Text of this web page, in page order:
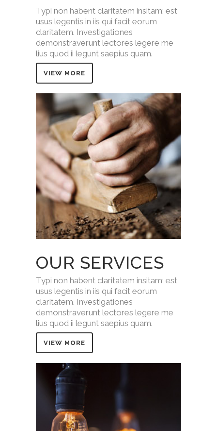
Typi non habent claritatem insitam; est
usus legentis in iis qui facit eorum
claritatem. Investigationes
demonstraverunt lectores legere me
lius quod ii legunt saepius quam.
VIEW MORE
OUR SERVICES
Typi non habent claritatem insitam; est
usus legentis in iis qui facit eorum
claritatem. Investigationes
demonstraverunt lectores legere me
lius quod ii legunt saepius quam.
VIEW MORE